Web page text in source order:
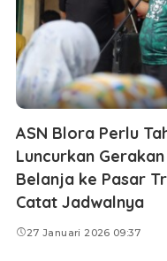
ASN Blora Perlu
Luncurkan Gerakan
Belanja ke Pasar
Catat Jadwalnya
27 Januari 2026 09:37